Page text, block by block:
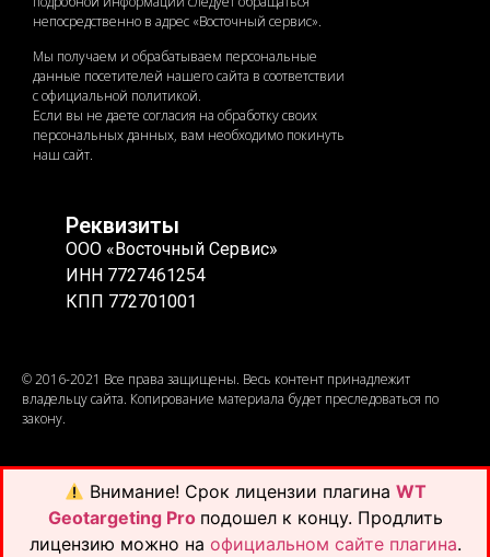
непосредственно в адрес «Восточный сервис».
Мы получаем и обрабатываем персональные
данные посетителей нашего сайта в соответствии
с официальной политикой.
Если вы не даете согласия на обработку своих
персональных данных, вам необходимо покинуть
наш сайт.
Реквизиты
ООО «Восточный Сервис»
ИНН 7727461254
КПП 772701001
© 2016-2021 Все права защищены. Весь контент принадлежит
владельцу сайта. Копирование материала будет преследоваться по
закону.
Внимание! Срок лицензии плагина WT
Geotargeting Pro подошел к концу. Продлить
лицензию можно на официальном сайте плагина.